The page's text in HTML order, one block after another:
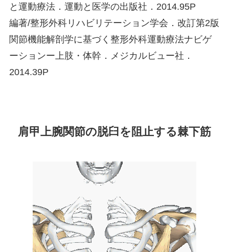
と運動療法．運動と医学の出版社．2014.95P
編著/整形外科リハビリテーション学会．改訂第2版
関節機能解剖学に基づく整形外科運動療法ナビゲ
ーションー上肢・体幹．メジカルビュー社．
2014.39P
肩甲上腕関節の脱臼を阻止する棘下筋